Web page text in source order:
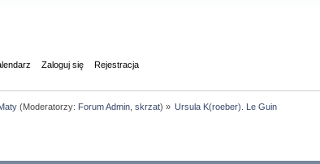
Zaloguj się Rejestracja
(Moderatorzy: Forum Admin, skrzat) » Ursula K(roeber). Le Guin